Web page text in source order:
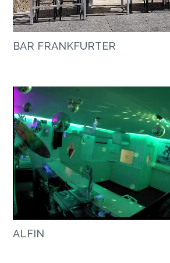
BAR FRANKFURTER
ALFIN